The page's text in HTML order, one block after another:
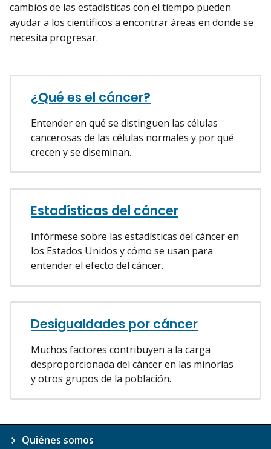
cambios de las estadísticas con el tiempo pueden
ayudar a los científicos a encontrar áreas en donde se
necesita progresar.
¿Qué es el cáncer?
Entender en qué se distinguen las células
cancerosas de las células normales y por qué
crecen y se diseminan.
Estadísticas del cáncer
Infórmese sobre las estadísticas del cáncer en
los Estados Unidos y cómo se usan para
entender el efecto del cáncer.
Desigualdades por cáncer
Muchos factores contribuyen a la carga
desproporcionada del cáncer en las minorías
y otros grupos de la población.
Quiénes somos